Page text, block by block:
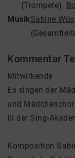
(Trompete),
MusikSabine
Kommentar
Mitwirkende
Es singen der
und Mädchenchor
III der Sing-
Komposition